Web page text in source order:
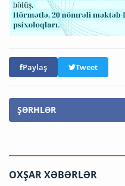
Paylaş Tweet
ŞƏRHLƏR
OXŞAR XƏBƏRLƏR